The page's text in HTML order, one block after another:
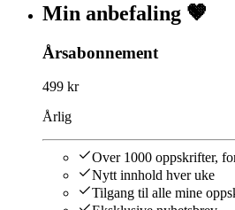
Min anbefaling 🤎
Årsabonnement
499 kr
Årlig
Over 1000 oppskrifter,
Nytt innhold hver uke
Tilgang til alle mine